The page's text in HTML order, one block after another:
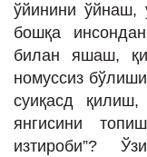
ўйинини ўйнаш,
бошқа
билан яшаш,
номуссиз
суиқасд қилиш,
янгисини
изтироби”?